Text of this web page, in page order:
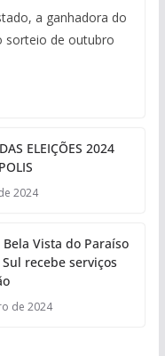
a ganhadora do
sorteio de outubro
ELEIÇÕES 2024
2024
Vista do Paraíso
recebe serviços
de 2024